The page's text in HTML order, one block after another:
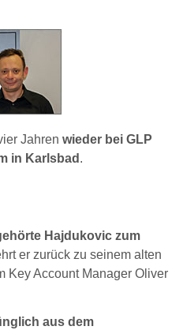
Jahren wieder bei GLP
in Karlsbad .
Hajdukovic zum
er zurück zu seinem alten
Key Account Manager Oliver
aus dem